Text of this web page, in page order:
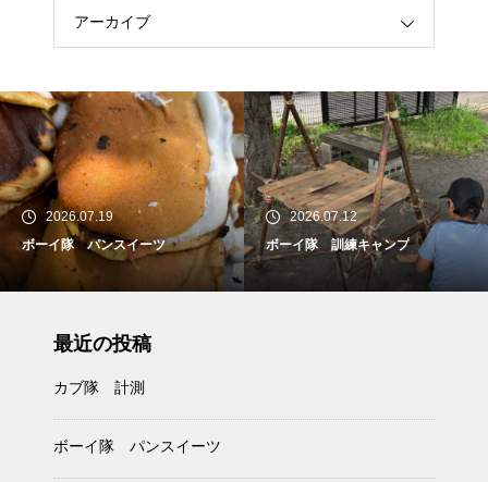
アーカイブ
2026.07.19
ボーイ隊 パンスイーツ
2026.07.12
ボーイ隊 訓練キャンプ
最近の投稿
カブ隊 計測
ボーイ隊 パンスイーツ